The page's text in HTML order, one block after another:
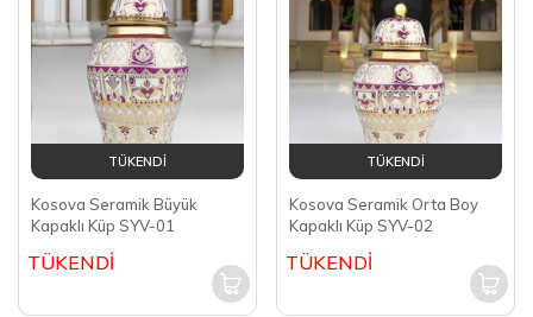
TÜKENDİ
Kosova Seramik Büyük
Kapaklı Küp SYV-01
TÜKENDİ
TÜKENDİ
Kosova Seramik Orta Boy
Kapaklı Küp SYV-02
TÜKENDİ